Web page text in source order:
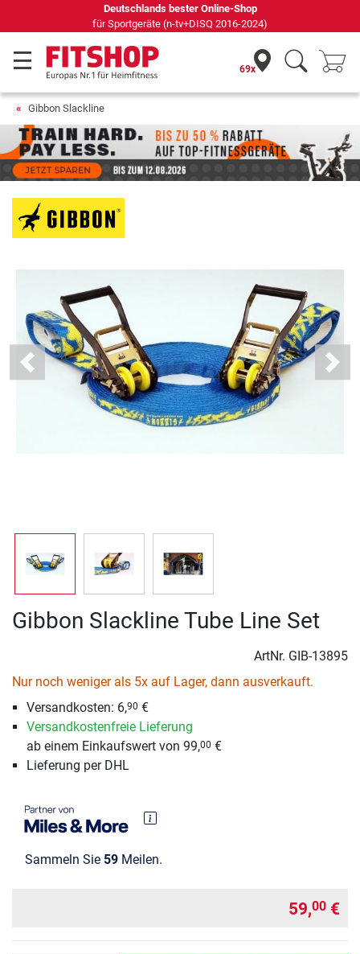
Deutschlands bester Online-Shop
für Sportgeräte (n-tv+DISQ 2016-2024)
69x
Gibbon Slackline
Previous Next
Gibbon Slackline Tube Line Set
ArtNr. GIB-13895
Nur noch weniger als 5x auf Lager, dann ausverkauft.
Versandkosten: 6,90 €
Versandkostenfreie Lieferung
ab einem Einkaufswert von 99,00 €
Lieferung per DHL
Sammeln Sie 59 Meilen.
59,00 €